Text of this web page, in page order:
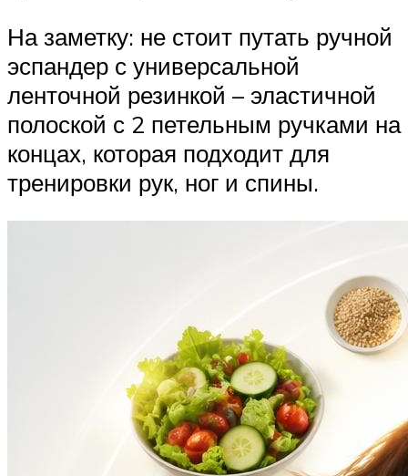
На заметку: не стоит путать ручной
эспандер с универсальной
ленточной резинкой – эластичной
полоской с 2 петельным ручками на
концах, которая подходит для
тренировки рук, ног и спины.